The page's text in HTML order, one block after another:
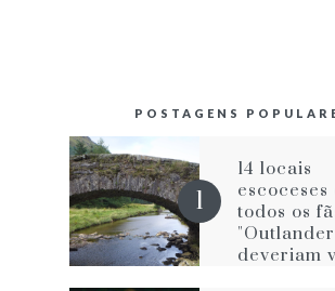
POSTAGENS
14 locais
escoceses
todos os
deveriam